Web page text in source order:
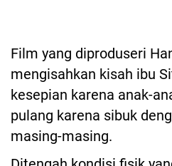
Film yang diproduseri
mengisahkan kisah ibu
kesepian karena anak-
pulang karena sibuk
masing-masing.